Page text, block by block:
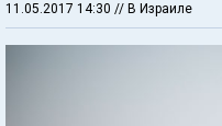
11.05.2017 14:30 // В Израиле